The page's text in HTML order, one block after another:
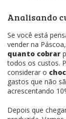
Analisando
Se você está
vender na
quanto cobrar
todos os custos.
considerar o
gastos que não
acrescentando
Depois que